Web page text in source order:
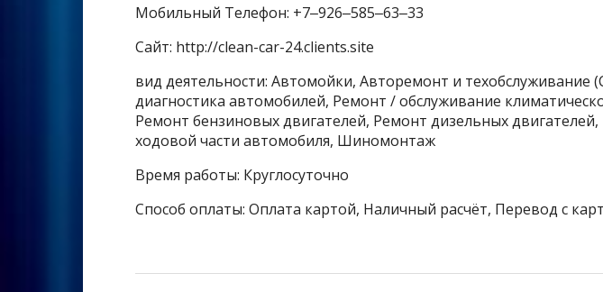
Мобильный Телефон: +7‒926‒585‒63‒33
Сайт: http://clean-car-24.clients.site
вид деятельности: Автомойки, Авторемонт и техобслуживание
диагностика автомобилей, Ремонт / обслуживание
Ремонт бензиновых двигателей, Ремонт дизельных
ходовой части автомобиля, Шиномонтаж
Время работы: Круглосуточно
Способ оплаты: Оплата картой, Наличный расчёт, Перевод с